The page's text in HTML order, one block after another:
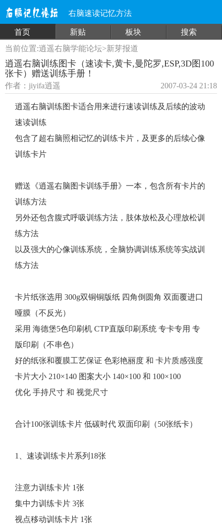
右脑速读记忆方法
首页 新贴 板块
搜索
当前位置:逍遥右脑学能论坛>新芽报道
逍遥右脑训练图卡（速读卡,黄卡,曼陀罗,ESP,3D图100
张卡）赠送训练手册！
作者： jiyifa逍遥 2007-03-24 21:18
逍遥右脑训练图卡适合用来进行速读训练及后续的波动
速读训练
包含了超右脑照相记忆的训练卡片，及更多的后续心像
训练卡片
赠送《逍遥右脑图卡训练手册》一本，包含所有卡片的
训练方法
另外还包含腹式呼吸训练方法，肢体放松及心理放松训
练方法
以及强大的心像训练系统，全脑协调训练系统等实战训
练方法
卡片纸张选用 300g双铜铜版纸 四角倒圆角 双面覆进口
哑膜（不反光）
采用 海德堡5色印刷机 CTP直版印刷系统 专卡专用 专
版印刷（不串色）
好的纸张和覆膜工艺保证 色彩艳丽度 和 卡片质感强度
卡片大小 210×140 图案大小 140×100 和 100×100
优化 手持尺寸 和 视觉尺寸
合计100张训练卡片 低碳时代 双面印刷（50张纸卡）
1、速读训练卡片系列18张
注意力训练卡片 1张
集中力训练卡片 3张
视点移动训练卡片 1张